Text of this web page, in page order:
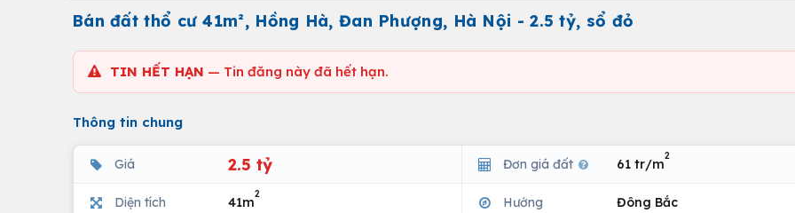
Bán đất thổ cư 41m², Hồng Hà, Đan Phượng, Hà Nội - 2.5 tỷ, sổ đỏ
TIN HẾT HẠN — Tin đăng này đã hết hạn.
Thông tin chung
Giá 2.5 tỷ Đơn giá đất 61 tr/m
2
Diện tích 41m
2
Hướng Đông Bắc